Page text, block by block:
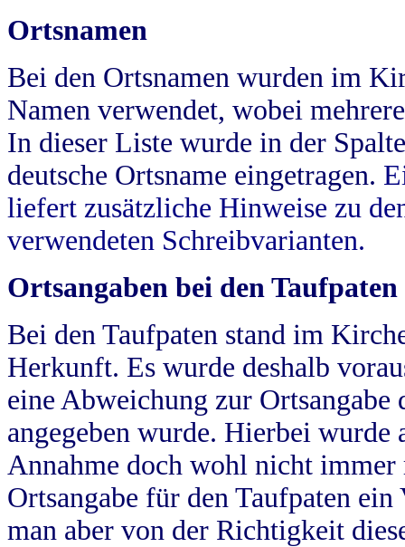
Ortsnamen
Bei den Ortsnamen wurden im
Namen verwendet, wobei
In dieser Liste wurde in der
deutsche Ortsname eingetragen.
liefert zusätzliche Hinweise zu
verwendeten Schreibvarianten.
Ortsangaben bei den Taufpaten
Bei den Taufpaten stand im
Herkunft. Es wurde deshalb
eine Abweichung zur
angegeben wurde. Hierbei wurde
Annahme doch wohl nicht
Ortsangabe für den Taufpaten
man aber von der Richtigkeit